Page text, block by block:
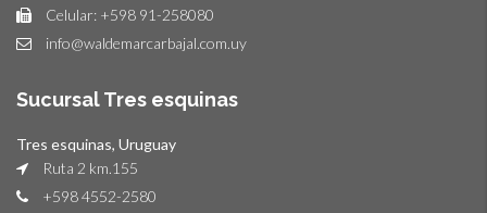
Celular: +598 91-258080
info@waldemarcarbajal.com.uy
Sucursal Tres esquinas
Tres esquinas, Uruguay
Ruta 2 km.155
+598 4552-2580